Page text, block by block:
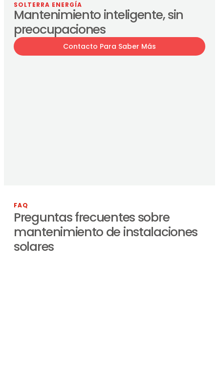
SOLTERRA ENERGÍA
Mantenimiento inteligente, sin
preocupaciones
Contacto Para Saber Más
FAQ
Preguntas frecuentes sobre
mantenimiento de instalaciones
solares